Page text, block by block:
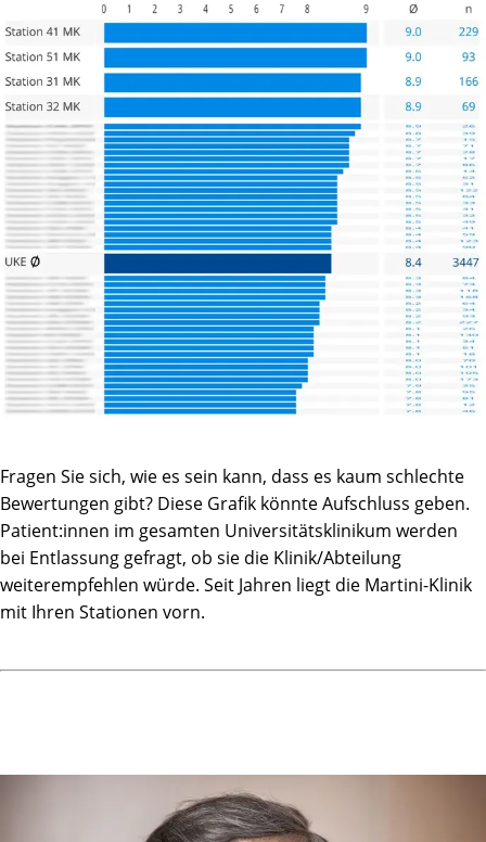
Fragen Sie sich, wie es sein kann, dass es kaum schlechte
Bewertungen gibt? Diese Grafik könnte Aufschluss geben.
Patient:innen im gesamten Universitätsklinikum werden
bei Entlassung gefragt, ob sie die Klinik/Abteilung
weiterempfehlen würde. Seit Jahren liegt die Martini-Klinik
mit Ihren Stationen vorn.